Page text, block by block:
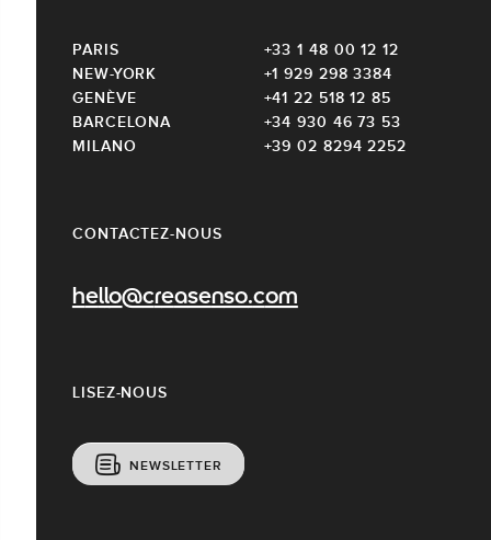
CONTACTEZ-NOUS
hello@creasenso.com
LISEZ-NOUS
NEWSLETTER
PARIS
+33 1 48 00 12 12
NEW-YORK
+1 929 298 3384
GENÈVE
+41 22 518 12 85
BARCELONA
+34 930 46 73 53
MILANO
+39 02 8294 2252